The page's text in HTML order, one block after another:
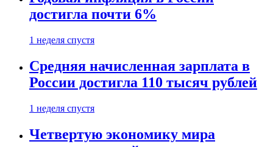
достигла почти 6%
1 неделя спустя
Средняя начисленная зарплата в
России достигла 110 тысяч рублей
1 неделя спустя
Четвертую экономику мира